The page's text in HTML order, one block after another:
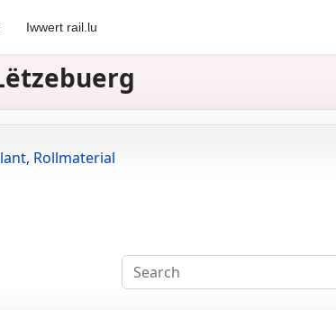
Iwwert rail.lu
Rollmaterial